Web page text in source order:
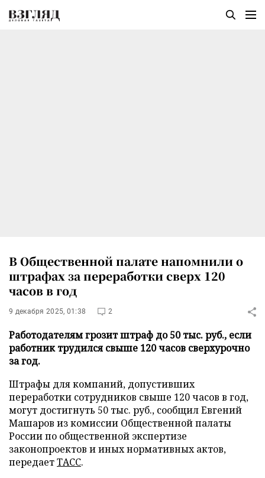
В Общественной палате напомнили о
штрафах за переработки сверх 120
часов в год
9 декабря 2025, 01:38 2
Работодателям грозит штраф до 50 тыс. руб., если
работник трудился свыше 120 часов сверхурочно
за год.
Штрафы для компаний, допустивших
переработки сотрудников свыше 120 часов в год,
могут достигнуть 50 тыс. руб., сообщил Евгений
Машаров из комиссии Общественной палаты
России по общественной экспертизе
законопроектов и иных нормативных актов,
передаетТАСС.